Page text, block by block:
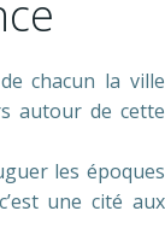
chacun la ville
autour de cette
les époques
une cité aux